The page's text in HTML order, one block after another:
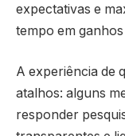
expectativas e
tempo em ganhos
A experiência de
atalhos: alguns
responder